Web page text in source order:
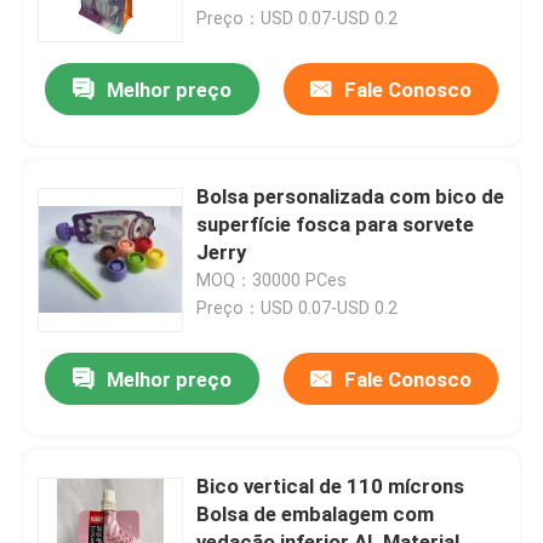
Excursão da fábrica
Contacte-nos
Notícia
Casos
Bolsa de embalagem de bico
Preço：USD 0.07-USD 0.2
Melhor preço Fale Conosco
Bolsa personalizada com bico de
superfície fosca para sorvete
Jerry
MOQ：30000 PCes
Preço：USD 0.07-USD 0.2
Melhor preço Fale Conosco
Bico vertical de 110 mícrons
Bolsa de embalagem com